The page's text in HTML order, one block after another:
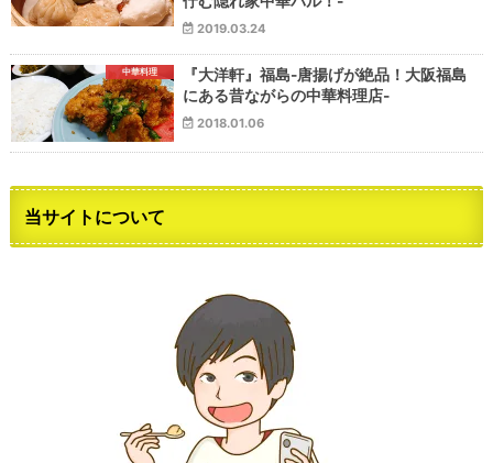
2019.03.24
中華料理
『大洋軒』福島-唐揚げが絶品！大阪福島
にある昔ながらの中華料理店-
2018.01.06
当サイトについて